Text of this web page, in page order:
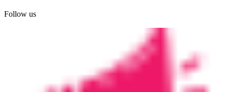
Follow us